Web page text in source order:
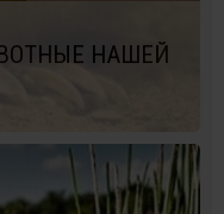
НАШЕЙ